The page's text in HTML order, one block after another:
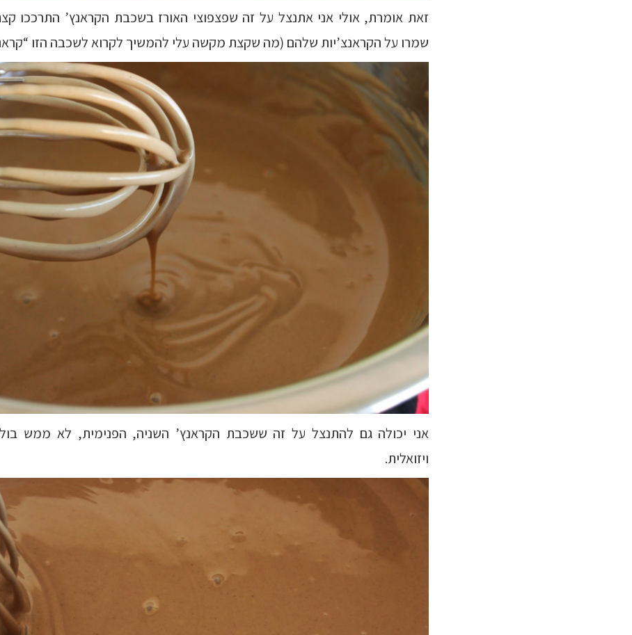
זאת אומרת, אולי אני אתנצל על זה שפצפוצי האורז בשכבת הקראנץ’ התרככו
שמרו על הקראנצ’יות שלהם (מה שקצת מקשה עלי להמשיך לקרוא לשכבה הזו
אני יכולה גם להתנצל על זה ששכבת הקראנץ’ השניה, הפנימית, לא ממש
ויזואלית.